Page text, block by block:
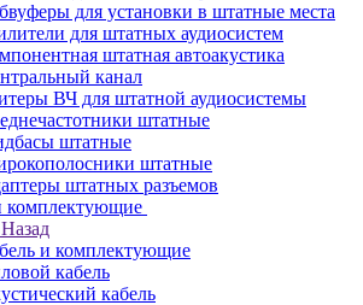
для установки в штатные места
для штатных аудиосистем
штатная автоакустика
канал
ВЧ для штатной аудиосистемы
штатные
штатные
штатные
штатных разъемов
комплектующие
Назад
и комплектующие
кабель
кабель